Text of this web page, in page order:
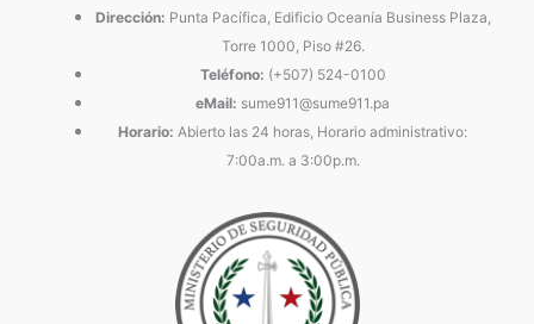
Dirección: Punta Pacífica, Edificio Oceanía Business Plaza,
Torre 1000, Piso #26.
Teléfono: (+507) 524-0100
eMail: sume911@sume911.pa
Horario: Abierto las 24 horas, Horario administrativo:
7:00a.m. a 3:00p.m.